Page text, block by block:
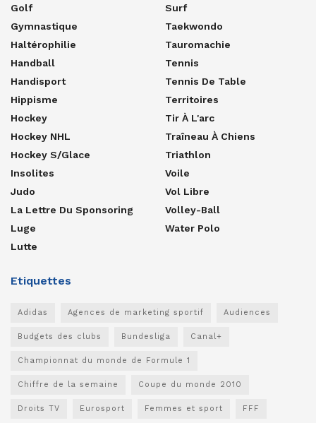
Golf
Gymnastique
Haltérophilie
Handball
Handisport
Hippisme
Hockey
Hockey NHL
Hockey S/glace
Insolites
Judo
La Lettre Du Sponsoring
Luge
Lutte
Surf
Taekwondo
Tauromachie
Tennis
Tennis De Table
Territoires
Tir À L'arc
Traîneau À Chiens
Triathlon
Voile
Vol Libre
Volley-Ball
Water Polo
Etiquettes
Adidas Agences de marketing sportif Audiences
Budgets des clubs Bundesliga Canal+
Championnat du monde de Formule 1
Chiffre de la semaine Coupe du monde 2010
Droits TV Eurosport Femmes et sport FFF